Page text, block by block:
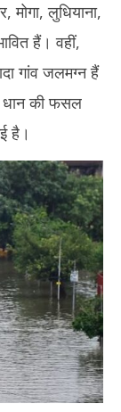
लुधियाना,
हैं। वहीं,
गांव जलमग्न हैं
की फसल
है।